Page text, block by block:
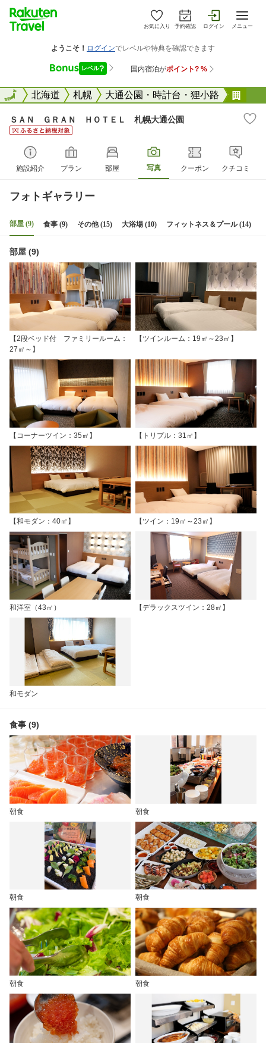
お気に入り 予約確認 ログイン メニュー
全国北海道 札幌 大通公園・時計台・狸小路
全国
ＳＡＮ ＧＲＡＮ ＨＯＴＥＬ 札幌大通公園
施設紹介 プラン 部屋 写真 クーポン クチコミ
フォトギャラリー
部屋 (9) 食事 (9) その他 (15) 大浴場 (10) フィットネス＆プール (14)
部屋 (9)
【2段ベッド付 ファミリールーム：
27㎡～】
【ツインルーム：19㎡～23㎡】
【コーナーツイン：35㎡】 【トリプル：31㎡】
【和モダン：40㎡】 【ツイン：19㎡～23㎡】
和洋室（43㎡） 【デラックスツイン：28㎡】
和モダン
食事 (9)
朝食 朝食
朝食 朝食
朝食 朝食